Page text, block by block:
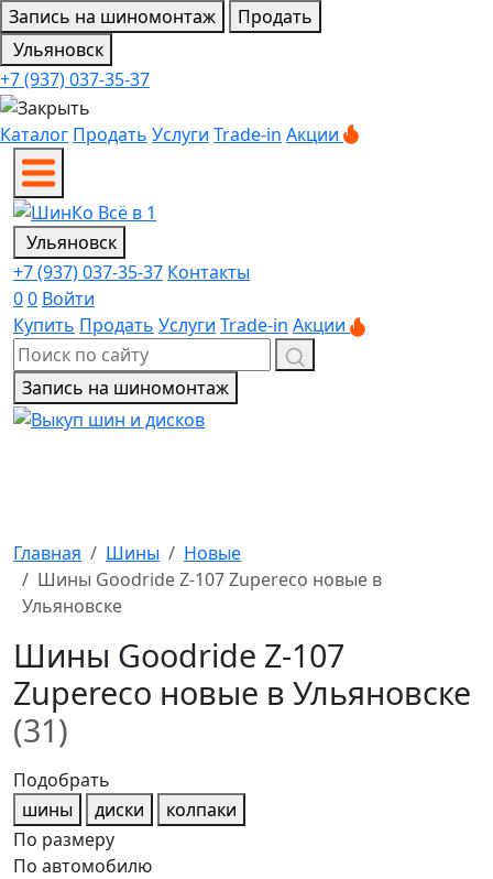
Запись на шиномонтаж
Продать
Ульяновск
+7 (937) 037-35-37
Каталог Продать Услуги Trade-in Акции
Ульяновск
+7 (937) 037-35-37 Контакты
00 Войти
Купить Продать Услуги Trade-in Акции
Запись на шиномонтаж
Главная Шины
Новые
Шины Goodride Z-107 Zupereco новые в
Ульяновске
Шины Goodride Z-107
Zupereco новые в Ульяновске
(31)
Подобрать
шины
диски
колпаки
По размеру
По автомобилю